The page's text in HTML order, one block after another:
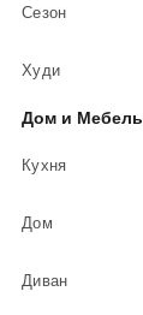
Сезон
Худи
Дом и Мебель
Кухня
Дом
Диван